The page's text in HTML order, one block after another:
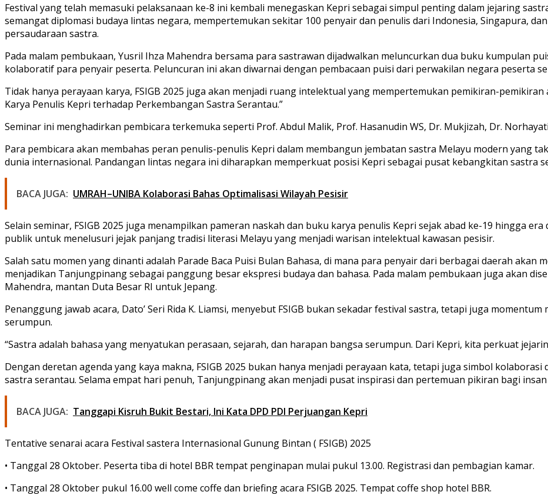
Festival yang telah memasuki pelaksanaan ke-8 ini kembali menegaskan Kepri sebagai simpul penting dalam jejaring
semangat diplomasi budaya lintas negara, mempertemukan sekitar 100 penyair dan penulis dari Indonesia, Singapura,
persaudaraan sastra.
Pada malam pembukaan, Yusril Ihza Mahendra bersama para sastrawan dijadwalkan meluncurkan dua buku kumpulan
kolaboratif para penyair peserta. Peluncuran ini akan diwarnai dengan pembacaan puisi dari perwakilan negara peserta
Tidak hanya perayaan karya, FSIGB 2025 juga akan menjadi ruang intelektual yang mempertemukan pemikiran-
Karya Penulis Kepri terhadap Perkembangan Sastra Serantau.”
Seminar ini menghadirkan pembicara terkemuka seperti Prof. Abdul Malik, Prof. Hasanudin WS, Dr. Mukjizah, Dr.
Para pembicara akan membahas peran penulis-penulis Kepri dalam membangun jembatan sastra Melayu modern yang
dunia internasional. Pandangan lintas negara ini diharapkan memperkuat posisi Kepri sebagai pusat kebangkitan sastra
BACA JUGA: UMRAH–UNIBA Kolaborasi Bahas Optimalisasi Wilayah Pesisir
Selain seminar, FSIGB 2025 juga menampilkan pameran naskah dan buku karya penulis Kepri sejak abad ke-19 hingga
publik untuk menelusuri jejak panjang tradisi literasi Melayu yang menjadi warisan intelektual kawasan pesisir.
Salah satu momen yang dinanti adalah Parade Baca Puisi Bulan Bahasa, di mana para penyair dari berbagai daerah akan
menjadikan Tanjungpinang sebagai panggung besar ekspresi budaya dan bahasa. Pada malam pembukaan juga akan
Mahendra, mantan Duta Besar RI untuk Jepang.
Penanggung jawab acara, Dato’ Seri Rida K. Liamsi, menyebut FSIGB bukan sekadar festival sastra, tetapi juga
serumpun.
“Sastra adalah bahasa yang menyatukan perasaan, sejarah, dan harapan bangsa serumpun. Dari Kepri, kita perkuat
Dengan deretan agenda yang kaya makna, FSIGB 2025 bukan hanya menjadi perayaan kata, tetapi juga simbol
sastra serantau. Selama empat hari penuh, Tanjungpinang akan menjadi pusat inspirasi dan pertemuan pikiran bagi
BACA JUGA: Tanggapi Kisruh Bukit Bestari, Ini Kata DPD PDI Perjuangan Kepri
Tentative senarai acara Festival sastera Internasional Gunung Bintan ( FSIGB) 2025
• Tanggal 28 Oktober. Peserta tiba di hotel BBR tempat penginapan mulai pukul 13.00. Registrasi dan pembagian kamar.
• Tanggal 28 Oktober pukul 16.00 well come coffe dan briefing acara FSIGB 2025. Tempat coffe shop hotel BBR.